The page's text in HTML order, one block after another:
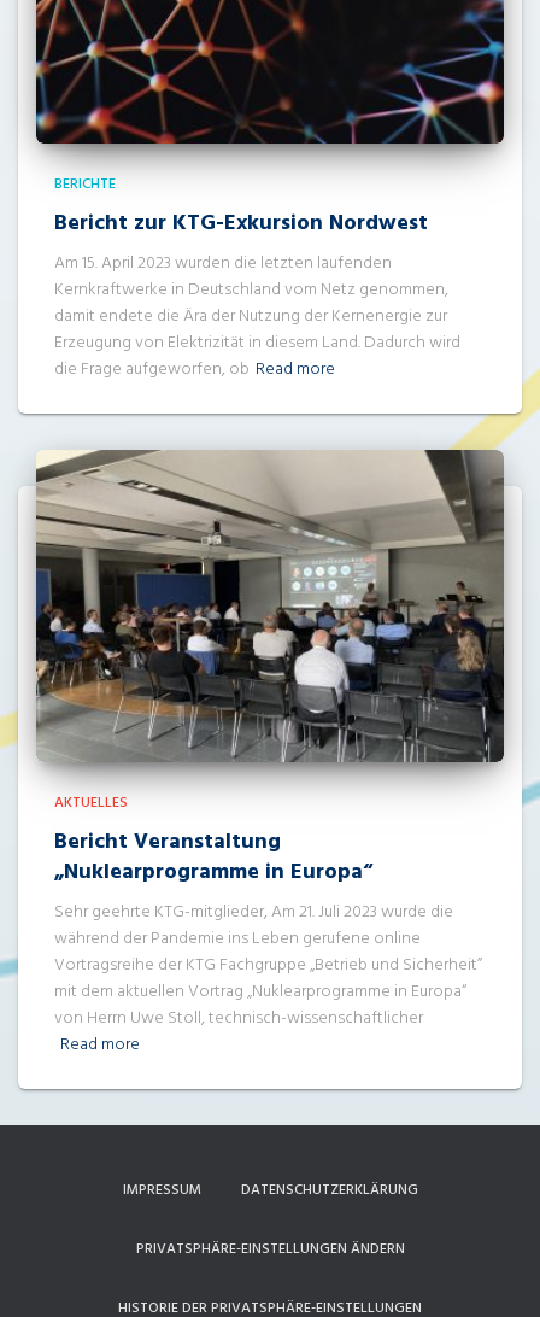
BERICHTE
Bericht zur KTG-Exkursion Nordwest
Am 15. April 2023 wurden die letzten laufenden
Kernkraftwerke in Deutschland vom Netz genommen,
damit endete die Ära der Nutzung der Kernenergie zur
Erzeugung von Elektrizität in diesem Land. Dadurch wird
die Frage aufgeworfen, ob Read more
AKTUELLES
Bericht Veranstaltung
„Nuklearprogramme in Europa“
Sehr geehrte KTG-mitglieder, Am 21. Juli 2023 wurde die
während der Pandemie ins Leben gerufene online
Vortragsreihe der KTG Fachgruppe „Betrieb und Sicherheit”
mit dem aktuellen Vortrag „Nuklearprogramme in Europa“
von Herrn Uwe Stoll, technisch-wissenschaftlicher
Read more
IMPRESSUM DATENSCHUTZERKLÄRUNG
PRIVATSPHÄRE-EINSTELLUNGEN ÄNDERN
HISTORIE DER PRIVATSPHÄRE-EINSTELLUNGEN